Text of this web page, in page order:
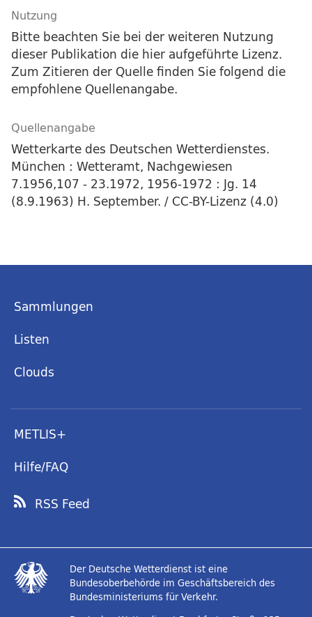
Nutzung
Bitte beachten Sie bei der weiteren Nutzung
dieser Publikation die hier aufgeführte Lizenz.
Zum Zitieren der Quelle finden Sie folgend die
empfohlene Quellenangabe.
Quellenangabe
Wetterkarte des Deutschen Wetterdienstes.
München : Wetteramt, Nachgewiesen
7.1956,107 - 23.1972, 1956-1972 : Jg. 14
(8.9.1963) H. September. / CC-BY-Lizenz (4.0)
Sammlungen
Listen
Clouds
METLIS+
Hilfe/FAQ
RSS Feed
Der Deutsche Wetterdienst ist eine
Bundesoberbehörde im Geschäftsbereich des
Bundesministeriums für Verkehr.